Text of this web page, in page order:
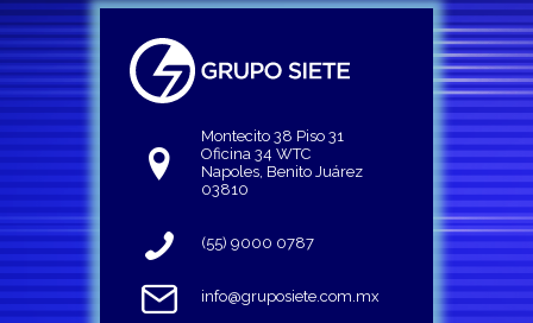
Montecito 38 Piso 31
Oficina 34 WTC
Napoles, Benito Juárez
03810
(55) 9000 0787
info@gruposiete.com.mx